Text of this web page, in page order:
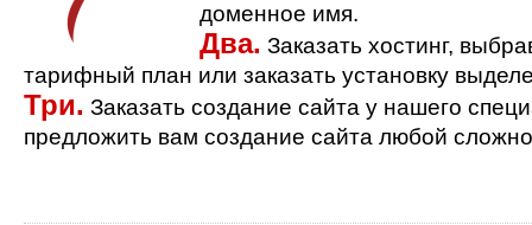
доменное имя.
Два. Заказать хостинг,
тарифный план или заказать установку
Три. Заказать создание сайта у нашего
предложить вам создание сайта любой